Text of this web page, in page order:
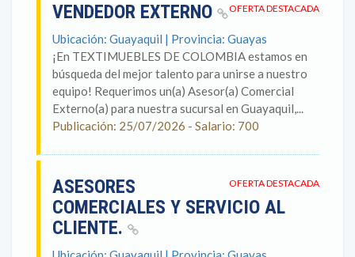
OFERTA DESTACADA
VENDEDOR EXTERNO
Ubicación: Guayaquil | Provincia: Guayas
¡En TEXTIMUEBLES DE COLOMBIA estamos en
búsqueda del mejor talento para unirse a nuestro
equipo! Requerimos un(a) Asesor(a) Comercial
Externo(a) para nuestra sucursal en Guayaquil,...
Publicación: 25/07/2026 - Salario: 700
OFERTA DESTACADA
ASESORES
COMERCIALES Y SERVICIO AL
CLIENTE.